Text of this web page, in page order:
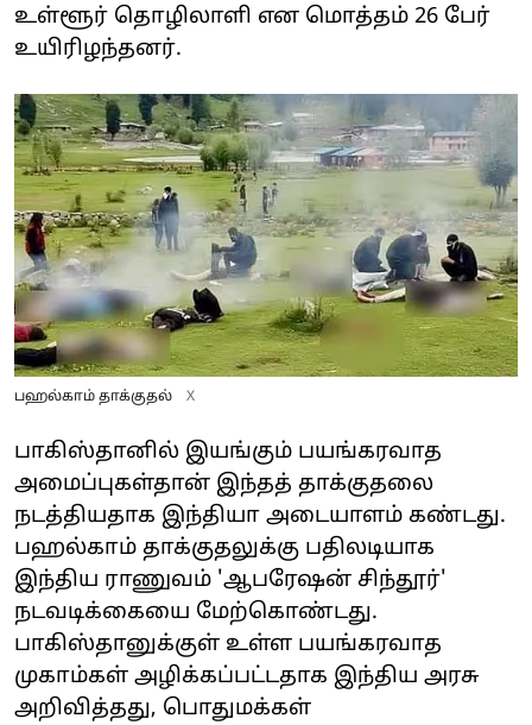
உள்ளூர் தொழிலாளி என மொத்தம் 26 பேர்
உயிரிழந்தனர்.
பஹல்காம் தாக்குதல் X
பாகிஸ்தானில் இயங்கும் பயங்கரவாத
அமைப்புகள்தான் இந்தத் தாக்குதலை
நடத்தியதாக இந்தியா அடையாளம் கண்டது.
பஹல்காம் தாக்குதலுக்கு பதிலடியாக
இந்திய ராணுவம் 'ஆபரேஷன் சிந்தூர்'
நடவடிக்கையை மேற்கொண்டது.
பாகிஸ்தானுக்குள் உள்ள பயங்கரவாத
முகாம்கள் அழிக்கப்பட்டதாக இந்திய அரசு
அறிவித்தது, பொதுமக்கள்